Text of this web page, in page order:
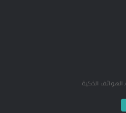
الهواتف الذكية